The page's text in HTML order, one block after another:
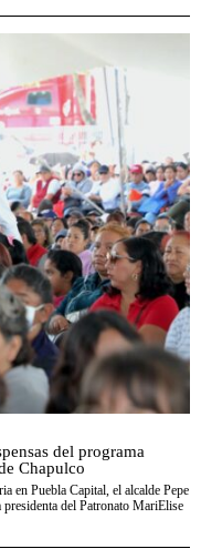
del programa
Chapulco
en Puebla Capital, el alcalde Pepe
del Patronato MariElise